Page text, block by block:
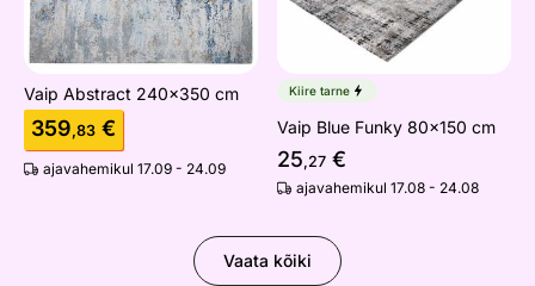
Vaip Abstract 240x350 cm
359,83 €
ajavahemikul 17.09 - 24.09
Kiire tarne
Vaip Blue Funky 80x150 cm
25,27 €
ajavahemikul 17.08 - 24.08
Vaata kõiki